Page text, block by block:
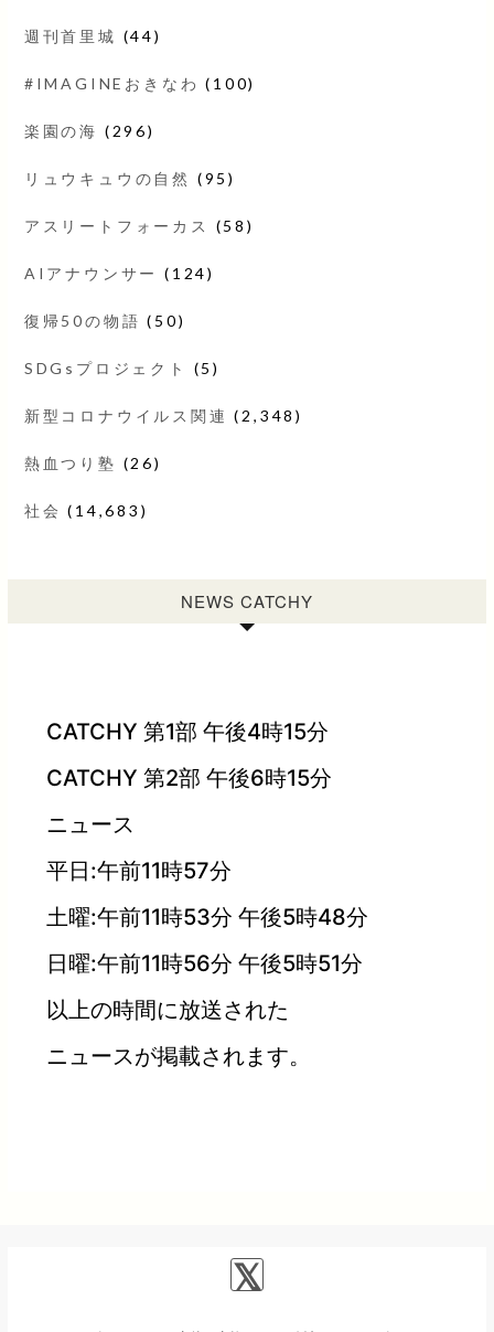
週刊首里城 (44)
#IMAGINEおきなわ (100)
楽園の海 (296)
リュウキュウの自然 (95)
アスリートフォーカス (58)
AIアナウンサー (124)
復帰50の物語 (50)
SDGsプロジェクト (5)
新型コロナウイルス関連 (2,348)
熱血つり塾 (26)
社会 (14,683)
NEWS CATCHY
CATCHY 第1部 午後4時15分
CATCHY 第2部 午後6時15分
ニュース
平日:午前11時57分
土曜:午前11時53分 午後5時48分
日曜:午前11時56分 午後5時51分
以上の時間に放送された
ニュースが掲載されます。